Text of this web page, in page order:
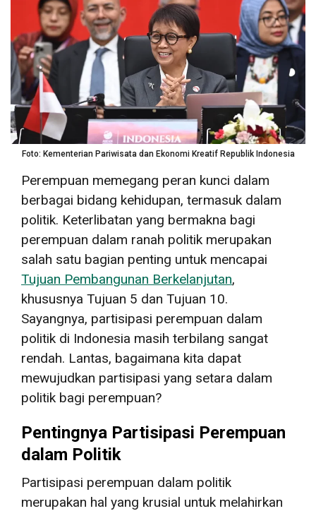
Foto: Kementerian Pariwisata dan Ekonomi Kreatif Republik Indonesia
Perempuan memegang peran kunci dalam
berbagai bidang kehidupan, termasuk dalam
politik. Keterlibatan yang bermakna bagi
perempuan dalam ranah politik merupakan
salah satu bagian penting untuk mencapai
Tujuan Pembangunan Berkelanjutan,
khususnya Tujuan 5 dan Tujuan 10.
Sayangnya, partisipasi perempuan dalam
politik di Indonesia masih terbilang sangat
rendah. Lantas, bagaimana kita dapat
mewujudkan partisipasi yang setara dalam
politik bagi perempuan?
Pentingnya Partisipasi Perempuan
dalam Politik
Partisipasi perempuan dalam politik
merupakan hal yang krusial untuk melahirkan